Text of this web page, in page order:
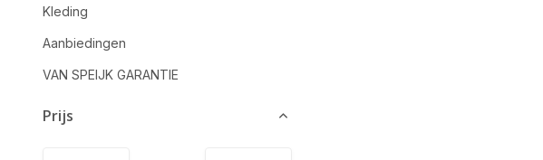
Kleding
Aanbiedingen
VAN SPEIJK GARANTIE
Prijs